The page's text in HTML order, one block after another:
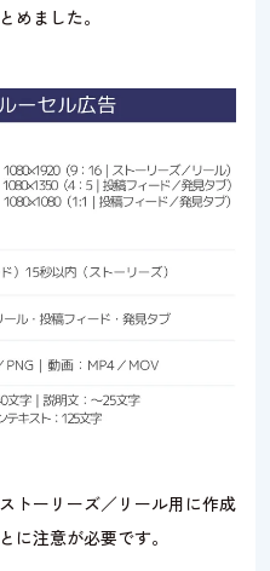
めました。
トーリーズ／リール用に作成
に注意が必要です。